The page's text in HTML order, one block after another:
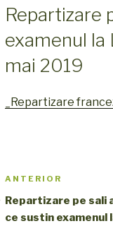
PE
Repartizare
examenul la
mai 2019
_Repartizare
Navigare
în
Articol
anterior
ANTERIOR
Repartizare pe sali
ce sustin examenul